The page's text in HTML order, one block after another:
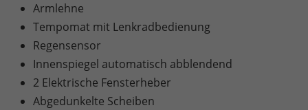
Armlehne
Tempomat mit Lenkradbedienung
Regensensor
Innenspiegel automatisch abblendend
2 Elektrische Fensterheber
Abgedunkelte Scheiben